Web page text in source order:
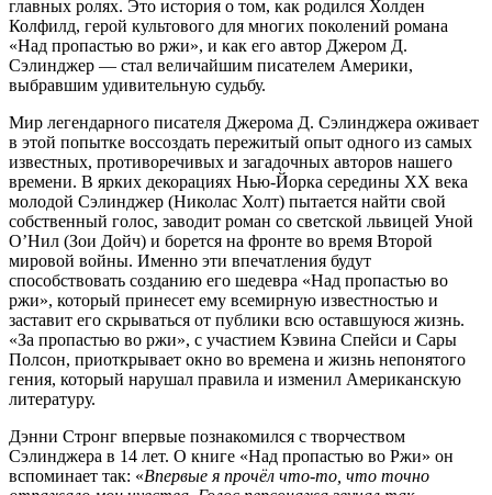
главных ролях. Это история о том, как родился Холден
Колфилд, герой культового для многих поколений романа
«Над пропастью во ржи», и как его автор Джером Д.
Сэлинджер — стал величайшим писателем Америки,
выбравшим удивительную судьбу.
Мир легендарного писателя Джерома Д. Сэлинджера оживает
в этой попытке воссоздать пережитый опыт одного из самых
известных, противоречивых и загадочных авторов нашего
времени. В ярких декорациях Нью-Йорка середины XX века
молодой Сэлинджер (Николас Холт) пытается найти свой
собственный голос, заводит роман со светской львицей Уной
О’Нил (Зои Дойч) и борется на фронте во время Второй
мировой войны. Именно эти впечатления будут
способствовать созданию его шедевра «Над пропастью во
ржи», который принесет ему всемирную известностью и
заставит его скрываться от публики всю оставшуюся жизнь.
«За пропастью во ржи», с участием Кэвина Спейси и Сары
Полсон, приоткрывает окно во времена и жизнь непонятого
гения, который нарушал правила и изменил Американскую
литературу.
Дэнни Стронг впервые познакомился с творчеством
Сэлинджера в 14 лет. О книге «Над пропастью во Ржи» он
вспоминает так: «Впервые я прочёл что-то, что точно